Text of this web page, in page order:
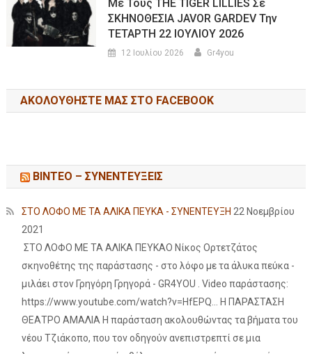
Με Τους THE TIGER LILLIES Σε
ΣΚΗΝΟΘΕΣΙΑ JAVOR GARDEV Την
ΤΕΤΑΡΤΗ 22 ΙΟΥΛΙΟΥ 2026
12 Ιουλίου 2026 Gr4you
ΑΚΟΛΟΥΘΉΣΤΕ ΜΑΣ ΣΤΟ FACEBOOK
ΒΙΝΤΕΟ – ΣΥΝΕΝΤΕΥΞΕΙΣ
ΣΤΟ ΛΟΦΟ ΜΕ ΤΑ ΑΛΙΚΑ ΠΕΥΚΑ - ΣΥΝΕΝΤΕΥΞΗ 22 Νοεμβρίου
2021
ΣΤΟ ΛΟΦΟ ΜΕ ΤΑ ΑΛΙΚΑ ΠΕΥΚΑΟ Νίκος Ορτετζάτος
σκηνοθέτης της παράστασης - στο λόφο με τα άλυκα πεύκα -
μιλάει στον Γρηγόρη Γρηγορά - GR4YOU . Video παράστασης:
https://www.youtube.com/watch?v=HfEPQ... Η ΠΑΡΑΣΤΑΣΗ
ΘΕΑΤΡΟ ΑΜΑΛΙΑ Η παράσταση ακολουθώντας τα βήματα του
νέου Τζιάκοπο, που τον οδηγούν ανεπιστρεπτί σε μια